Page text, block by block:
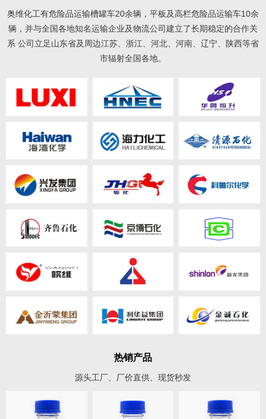
奥维化工有危险品运输槽罐车20余辆，平板及高栏危险品运输车10余
辆，并与全国各地知名运输企业及物流公司建立了长期稳定的合作关
系 公司立足山东省及周边江苏、浙江、河北、河南、辽宁、陕西等省
市辐射全国各地。
热销产品
源头工厂、厂价直供、现货秒发